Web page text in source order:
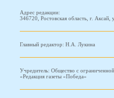
Адрес редакции:
346720, Ростовская область, г.
Главный редактор: Н.А. Лукина
Учредитель: Общество с
«Редакция газеты «Победа»